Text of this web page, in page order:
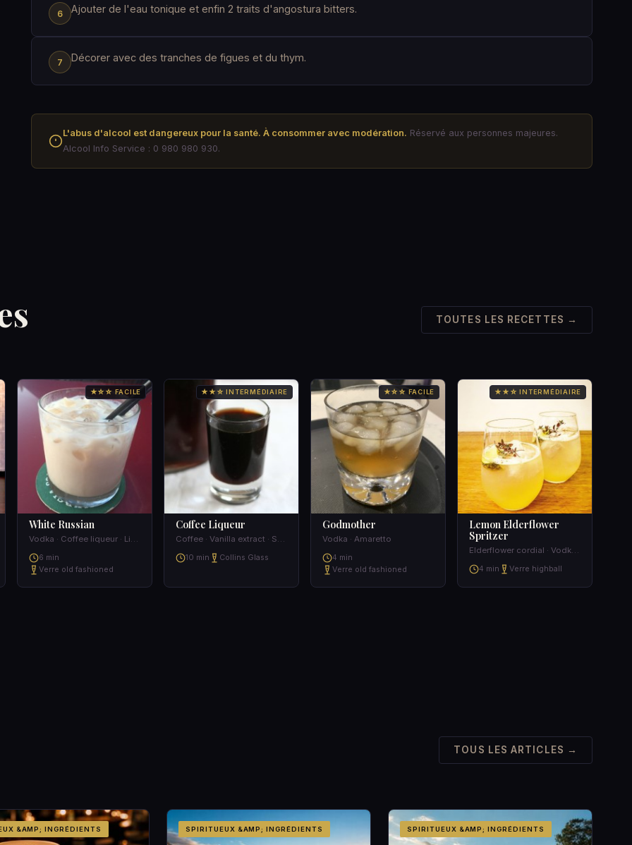
Ajouter de l'eau tonique et enfin 2 traits d'angostura bitters.
Décorer avec des tranches de figues et du thym.
L'abus d'alcool est dangereux pour la santé. À consommer avec modération. Réservé aux personnes majeures.
Alcool Info Service : 0 980 980 930.
TOUTES LES RECETTES →
★☆☆ FACILE
White Russian
Vodka · Coffee liqueur · Light cream
6 min
Verre old fashioned
★★☆ INTERMÉDIAIRE
Coffee Liqueur
Coffee · Vanilla extract · Sugar · Vodka
10 min
Collins Glass
★☆☆ FACILE
Godmother
Vodka · Amaretto
4 min
Verre old fashioned
★★☆ INTERMÉDIAIRE
Lemon Elderflower
Spritzer
Elderflower cordial · Vodka · Soda Water · Fresh Lemon Juice
4 min
Verre highball
TOUS LES ARTICLES →
&AMP; INGRÉDIENTS SPIRITUEUX &AMP; INGRÉDIENTS SPIRITUEUX &AMP; INGRÉDIENTS